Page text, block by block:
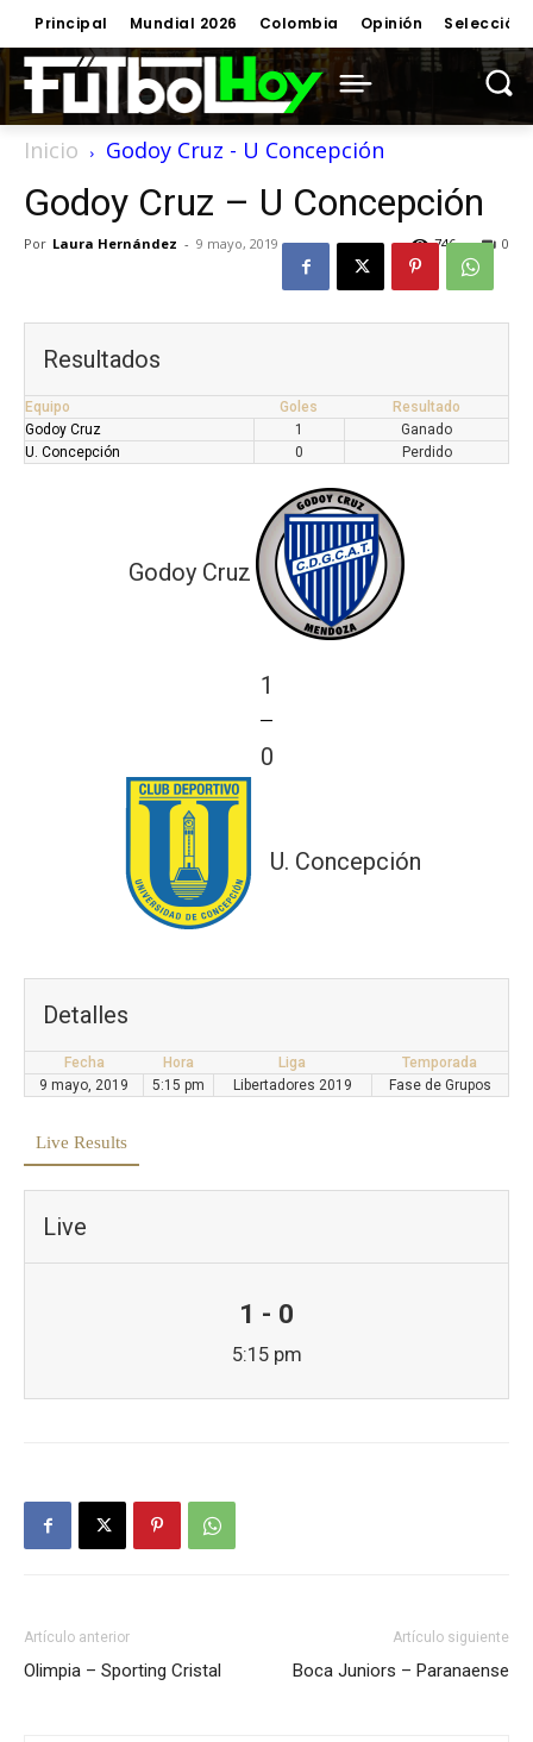
Principal Mundial 2026 Colombia Opinión Selección
Inicio Godoy Cruz - U Concepción
Godoy Cruz – U Concepción
Por Laura Hernández - 9 mayo, 2019 0
746
Resultados
Equipo Goles
Resultado
Godoy Cruz
1
Ganado
U. Concepción
0 Perdido
Godoy Cruz
1
—
0
U. Concepción
Detalles
Fecha Hora Liga
Temporada
9 mayo, 2019
5:15 pm Libertadores 2019 Fase de Grupos
Live Results
Live
1 - 0
5:15 pm
Artículo anterior
Olimpia – Sporting Cristal
Artículo siguiente
Boca Juniors – Paranaense